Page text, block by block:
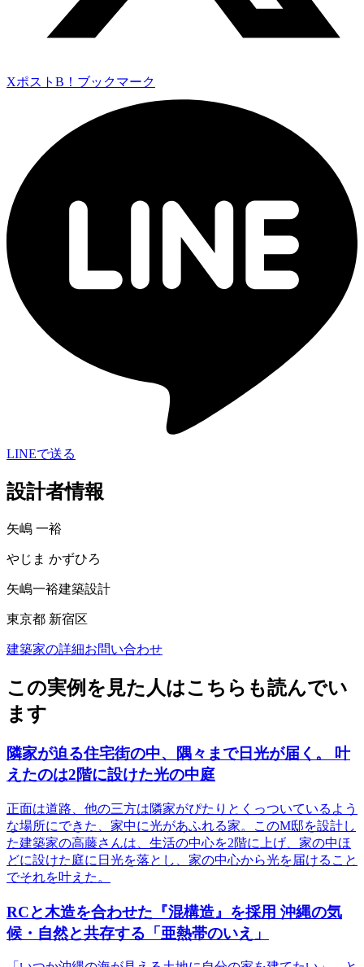
Xポスト B！ブックマーク
LINEで送る
設計者情報
矢嶋 一裕
やじま かずひろ
矢嶋一裕建築設計
東京都 新宿区
建築家の詳細お問い合わせ
この実例を見た人はこちらも読んでい
ます
隣家が迫る住宅街の中、隅々まで日光が届く。 叶
えたのは2階に設けた光の中庭
正面は道路、他の三方は隣家がぴたりとくっついているよう
な場所にできた、家中に光があふれる家。このM邸を設計し
た建築家の高藤さんは、生活の中心を2階に上げ、家の中ほ
どに設けた庭に日光を落とし、家の中心から光を届けること
でそれを叶えた。
RCと木造を合わせた『混構造』を採用 沖縄の気
候・自然と共存する「亜熱帯のいえ」